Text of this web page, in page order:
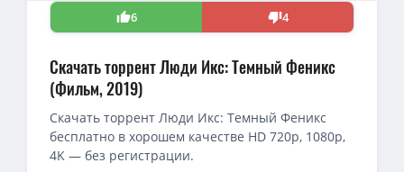
6
4
Скачать торрент Люди Икс: Темный Феникс
(Фильм, 2019)
Скачать торрент Люди Икс: Темный Феникс
бесплатно в хорошем качестве HD 720p, 1080p,
4K — без регистрации.